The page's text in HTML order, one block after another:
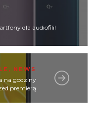
dla audiofili!
, NEWS
na godziny
premierą